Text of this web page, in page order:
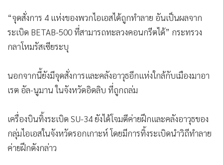
“จุดสั่งการ 4 แห่งของพวกไอเอสได้ถูกทำลาย อันเป็นผลจาก
ระเบิด BETAB-500 ที่สามารถทะลวงคอนกรีตได้” กระทรวง
กลาโหมรัสเซียระบุ
นอกจากนี้ยังมีจุดสั่งการและคลังอาวุธอีกแห่งใกล้กับเมืองมาอา
เรต อัล-นูมาน ในจังหวัดอิดลิบ ที่ถูกถล่ม
เครื่องบินทิ้งระเบิด SU-34 ยังได้โจมตีค่ายฝึกและคลังอาวุธของ
กลุ่มไอเอสในจังหวัดรอกเกาะห์ โดยมีการทิ้งระเบิดนำวิถีทำลาย
ค่ายฝึกดังกล่าว